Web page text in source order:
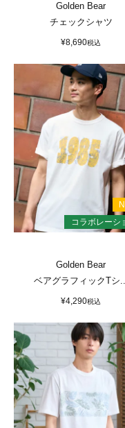
Golden Bear
チェックシャツ
¥8,690税込
Golden Bear
ベアグラフィックTシ...
¥4,290税込